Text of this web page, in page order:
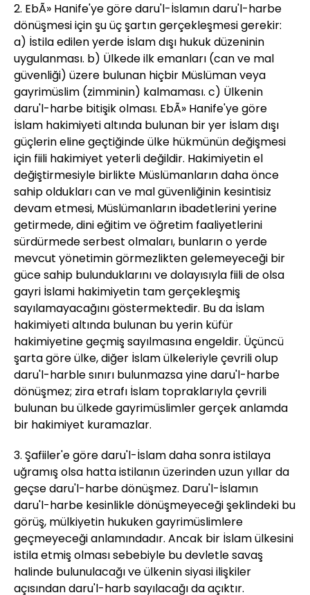
2. EbÃ» Hanife'ye göre daru'l-İslamın daru'l-harbe
dönüşmesi için şu üç şartın gerçekleşmesi gerekir:
a) İstila edilen yerde İslam dışı hukuk düzeninin
uygulanması. b) Ülkede ilk emanları (can ve mal
güvenliği) üzere bulunan hiçbir Müslüman veya
gayrimüslim (zimminin) kalmaması. c) Ülkenin
daru'l-harbe bitişik olması. EbÃ» Hanife'ye göre
İslam hakimiyeti altında bulunan bir yer İslam dışı
güçlerin eline geçtiğinde ülke hükmünün değişmesi
için fiili hakimiyet yeterli değildir. Hakimiyetin el
değiştirmesiyle birlikte Müslümanların daha önce
sahip oldukları can ve mal güvenliğinin kesintisiz
devam etmesi, Müslümanların ibadetlerini yerine
getirmede, dini eğitim ve öğretim faaliyetlerini
sürdürmede serbest olmaları, bunların o yerde
mevcut yönetimin görmezlikten gelemeyeceği bir
güce sahip bulunduklarını ve dolayısıyla fiili de olsa
gayri İslami hakimiyetin tam gerçekleşmiş
sayılamayacağını göstermektedir. Bu da İslam
hakimiyeti altında bulunan bu yerin küfür
hakimiyetine geçmiş sayılmasına engeldir. Üçüncü
şarta göre ülke, diğer İslam ülkeleriyle çevrili olup
daru'l-harble sınırı bulunmazsa yine daru'l-harbe
dönüşmez; zira etrafı İslam topraklarıyla çevrili
bulunan bu ülkede gayrimüslimler gerçek anlamda
bir hakimiyet kuramazlar.
3. Şafiiler'e göre daru'l-İslam daha sonra istilaya
uğramış olsa hatta istilanın üzerinden uzun yıllar da
geçse daru'l-harbe dönüşmez. Daru'l-İslamın
daru'l-harbe kesinlikle dönüşmeyeceği şeklindeki bu
görüş, mülkiyetin hukuken gayrimüslimlere
geçmeyeceği anlamındadır. Ancak bir İslam ülkesini
istila etmiş olması sebebiyle bu devletle savaş
halinde bulunulacağı ve ülkenin siyasi ilişkiler
açısından daru'l-harb sayılacağı da açıktır.